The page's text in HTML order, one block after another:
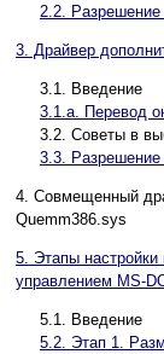
2.2.
3. Драйвер
3.1. Введение
3.1.а. Перевод
3.2. Советы в
3.3.
4. Совмещенный
Quemm386.sys
5. Этапы
управлением MS-
5.1. Введение
5.2. Этап 1.